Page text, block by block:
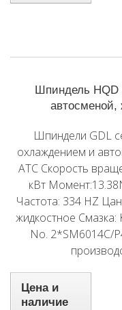
Шпиндель HQD
автосменой,
Шпиндели GDL
охлаждением и
ATC Скорость
кВт
Частота: 334 HZ
жидкостное
No. 2*SM6014C/
Цена и
наличие